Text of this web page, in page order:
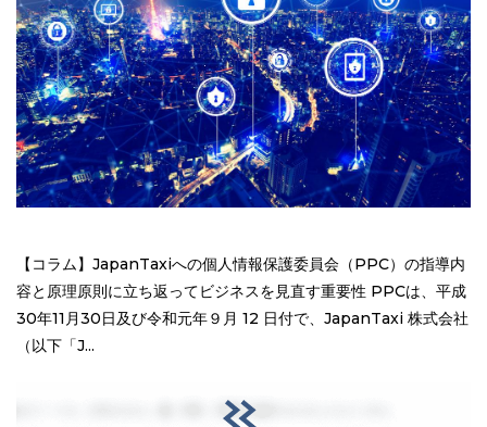
【コラム】JapanTaxiへの個人情報保護委員会（PPC）の指導内
容と原理原則に立ち返ってビジネスを見直す重要性 PPCは、平成
30年11月30日及び令和元年９月 12 日付で、JapanTaxi 株式会社
（以下「J...